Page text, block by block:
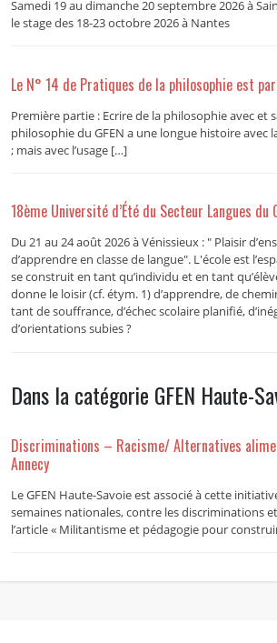
Samedi 19 au dimanche 20 septembre 2026 à
le stage des 18-23 octobre 2026 à Nantes
Le N° 14 de Pratiques de la philosophie est
Première partie : Ecrire de la philosophie avec et
philosophie du GFEN a une longue histoire avec
; mais avec l’usage […]
18ème Université d’Été du Secteur Langues du
Du 21 au 24 août 2026 à Vénissieux : " Plaisir
d’apprendre en classe de langue". L'école est
se construit en tant qu’individu et en tant
donne le loisir (cf. étym. 1) d’apprendre, de
tant de souffrance, d’échec scolaire planifié,
d’orientations subies ?
Dans la catégorie GFEN Haute-
Discriminations – Racisme/ Alternatives
Annecy
Le GFEN Haute-Savoie est associé à cette
semaines nationales, contre les discriminations
l’article « Militantisme et pédagogie pour